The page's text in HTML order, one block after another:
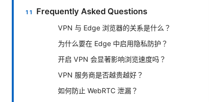
Frequently Asked Questions
VPN 与 Edge 浏览器的关系是什么？
为什么要在 Edge 中启用隐私防护？
开启 VPN 会显著影响浏览速度吗？
VPN 服务商是否越贵越好？
如何防止 WebRTC 泄漏？